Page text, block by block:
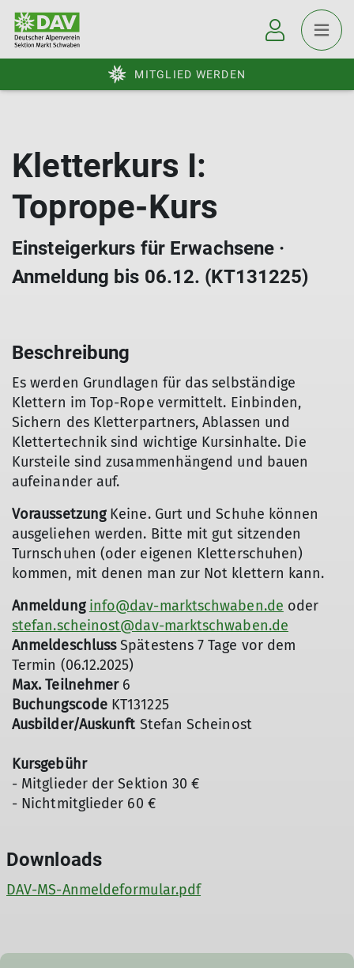
MITGLIED WERDEN
Kletterkurs I:
Toprope-Kurs
Einsteigerkurs für Erwachsene ·
Anmeldung bis 06.12. (KT131225)
Beschreibung
Es werden Grundlagen für das selbständige
Klettern im Top-Rope vermittelt. Einbinden,
Sichern des Kletterpartners, Ablassen und
Klettertechnik sind wichtige Kursinhalte. Die
Kursteile sind zusammenhängend und bauen
aufeinander auf.
Voraussetzung Keine. Gurt und Schuhe können
ausgeliehen werden. Bitte mit gut sitzenden
Turnschuhen (oder eigenen Kletterschuhen)
kommen, mit denen man zur Not klettern kann.
Anmeldung info@dav-marktschwaben.de oder
stefan.scheinost@dav-marktschwaben.de
AnmeldeschlussSpätestens 7 Tage vor dem
Termin (06.12.2025)
Max. Teilnehmer 6
Buchungscode KT131225
Ausbilder/Auskunft Stefan Scheinost
Kursgebühr
- Mitglieder der Sektion 30 €
- Nichtmitglieder 60 €
Downloads
DAV-MS-Anmeldeformular.pdf